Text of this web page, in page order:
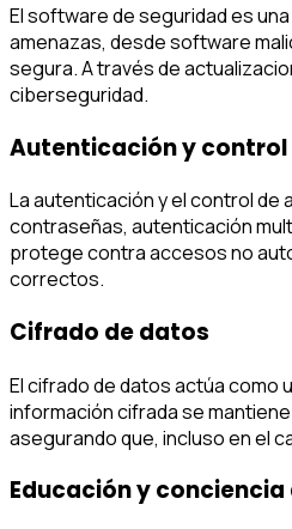
El software de seguridad es
amenazas, desde software
segura. A través de
ciberseguridad.
Autenticación y control
La autenticación y el control
contraseñas, autenticación
protege contra accesos no
correctos.
Cifrado de datos
El cifrado de datos actúa como
información cifrada se
asegurando que, incluso en el
Educación y